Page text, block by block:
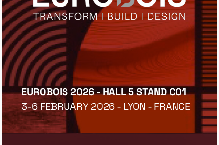
EUROBOIS 2026 - HALL 5 STAND C01
3-6 FEBRUARY 2026 - LYON - FRANCE